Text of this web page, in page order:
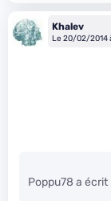
Khalev
Le 20/02/2014
Poppu78 a écrit